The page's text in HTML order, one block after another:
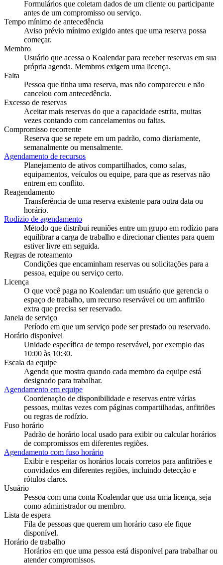
Formulários que coletam dados de um cliente ou participante
antes de um compromisso ou serviço.
Tempo mínimo de antecedência
Aviso prévio mínimo exigido antes que uma reserva possa
começar.
Membro
Usuário que acessa o Koalendar para receber reservas em sua
própria agenda. Membros exigem uma licença.
Falta
Pessoa que tinha uma reserva, mas não compareceu e não
cancelou com antecedência.
Excesso de reservas
Aceitar mais reservas do que a capacidade estrita, muitas
vezes contando com cancelamentos ou faltas.
Compromisso recorrente
Reserva que se repete em um padrão, como diariamente,
semanalmente ou mensalmente.
Agendamento de recursos
Planejamento de ativos compartilhados, como salas,
equipamentos, veículos ou equipe, para que as reservas não
entrem em conflito.
Reagendamento
Transferência de uma reserva existente para outra data ou
horário.
Rodízio de agendamento
Método que distribui reuniões entre um grupo em rodízio para
equilibrar a carga de trabalho e direcionar clientes para quem
estiver livre em seguida.
Regras de roteamento
Condições que encaminham reservas ou solicitações para a
pessoa, equipe ou serviço certo.
Licença
O que você paga no Koalendar: um usuário que gerencia o
espaço de trabalho, um recurso reservável ou um anfitrião
extra que precisa ser reservado.
Janela de serviço
Período em que um serviço pode ser prestado ou reservado.
Horário disponível
Unidade específica de tempo reservável, por exemplo das
10:00 às 10:30.
Escala da equipe
Agenda que mostra quando cada membro da equipe está
designado para trabalhar.
Agendamento em equipe
Coordenação de disponibilidade e reservas entre várias
pessoas, muitas vezes com páginas compartilhadas, anfitriões
ou regras de rodízio.
Fuso horário
Padrão de horário local usado para exibir ou calcular horários
de compromissos em diferentes regiões.
Agendamento com fuso horário
Exibir e respeitar os horários locais corretos para anfitriões e
convidados em diferentes regiões, incluindo detecção e
rótulos claros.
Usuário
Pessoa com uma conta Koalendar que usa uma licença, seja
como administrador ou membro.
Lista de espera
Fila de pessoas que querem um horário caso ele fique
disponível.
Horário de trabalho
Horários em que uma pessoa está disponível para trabalhar ou
atender compromissos.